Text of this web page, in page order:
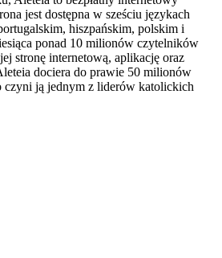
jest dostępna w sześciu językach
hiszpańskim, polskim i
ponad 10 milionów czytelników
stronę internetową, aplikację oraz
dociera do prawie 50 milionów
czyni ją jednym z liderów katolickich